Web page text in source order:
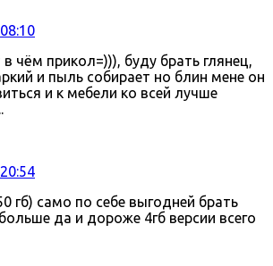
чём прикол=))), буду брать глянец,
и пыль собирает но блин мене он
и к мебели ко всей лучше
гб) само по себе выгодней брать
да и дороже 4гб версии всего